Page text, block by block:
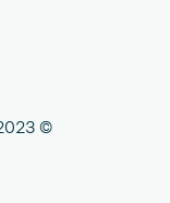
© 2023 - 2026 Smithii | جميع الحقوق محفوظة